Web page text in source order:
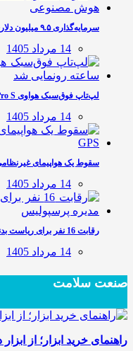
سرمایه‌گذاری ۹.۵ میلیون دلاری آرامکو برای کشت…
14 مرداد 1405
لپ‌تاپ فوق‌سبک هواوی MateBook Pro S با…
14 مرداد 1405
سقوط یک هواپیمای
14 مرداد 1405
رقابت 16 نفر برای ریاست بدنسازی با…
14 مرداد 1405
صنعت سلامت
راهنمای خرید ابزار؛ از